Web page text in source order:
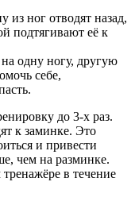
из ног отводят назад,
подтягивают её к
одну ногу, другую
себе,
до 3-х раз.
к заминке. Это
и привести
чем на разминке.
в течение